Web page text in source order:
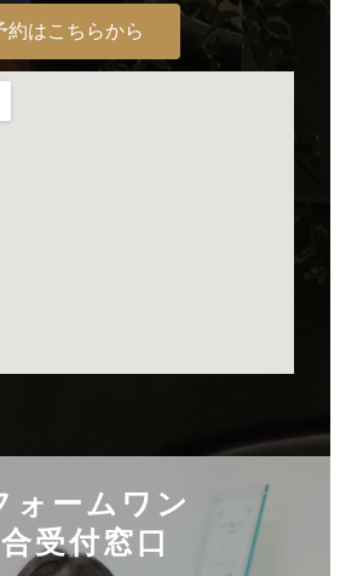
約はこちらから
ォームワン
受付窓口